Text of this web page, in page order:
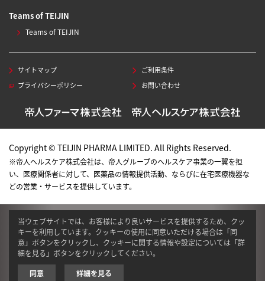
Teams of TEIJIN
Teams of TEIJIN
サイトマップ
ご利用条件
プライバシーポリシー
お問い合わせ
Copyright © TEIJIN PHARMA LIMITED. All Rights Reserved.
※帝人ヘルスケア株式会社は、帝人グループのヘルスケア事業の一翼を担
い、医療関係者に対して、医薬品の情報提供活動、ならびに在宅医療機器な
どの営業・サービスを提供しています。
当ウェブサイトでは、お客様により良いサービスを提供するため、クッ
キーを利用しています。クッキーの使用に同意いただける場合は「同
意」ボタンをクリックし、クッキーに関する情報や設定については「詳
細を見る」ボタンをクリックしてください。
同意
詳細を見る